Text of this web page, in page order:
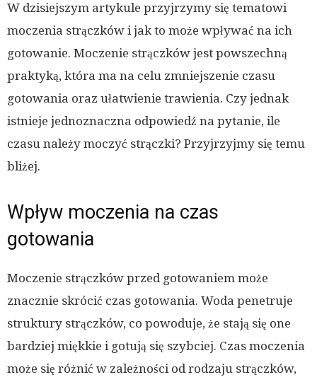
W dzisiejszym artykule przyjrzymy się tematowi
moczenia strączków i jak to może wpływać na ich
gotowanie. Moczenie strączków jest powszechną
praktyką, która ma na celu zmniejszenie czasu
gotowania oraz ułatwienie trawienia. Czy jednak
istnieje jednoznaczna odpowiedź na pytanie, ile
czasu należy moczyć strączki? Przyjrzyjmy się temu
bliżej.
Wpływ moczenia na czas
gotowania
Moczenie strączków przed gotowaniem może
znacznie skrócić czas gotowania. Woda penetruje
struktury strączków, co powoduje, że stają się one
bardziej miękkie i gotują się szybciej. Czas moczenia
może się różnić w zależności od rodzaju strączków,